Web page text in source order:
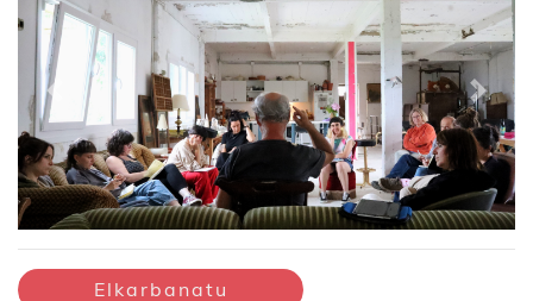
Previous Next
Elkarbanatu